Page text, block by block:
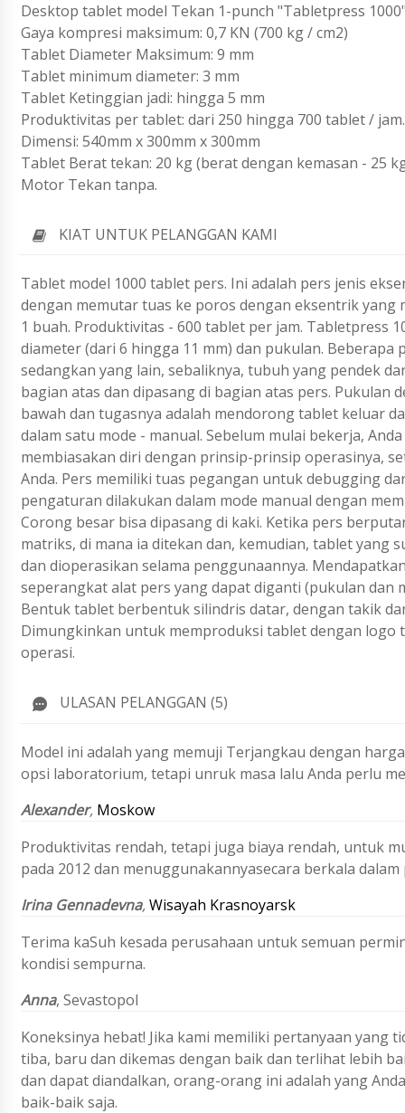
Desktop tablet model Tekan 1-punch "Tabletpress
Gaya kompresi maksimum: 0,7 KN (700 kg / cm2)
Tablet Diameter Maksimum: 9 mm
Tablet minimum diameter: 3 mm
Tablet Ketinggian jadi: hingga 5 mm
Produktivitas per tablet: dari 250 hingga 700 tablet / jam.
Dimensi: 540mm x 300mm x 300mm
Tablet Berat tekan: 20 kg (berat dengan kemasan - 25
Motor Tekan tanpa.
KIAT UNTUK PELANGGAN KAMI
Tablet model 1000 tablet pers. Ini adalah pers jenis
dengan memutar tuas ke poros dengan eksentrik yang
1 buah. Produktivitas - 600 tablet per jam. Tabletpress
diameter (dari 6 hingga 11 mm) dan pukulan.
sedangkan yang lain, sebaliknya, tubuh yang pendek
bagian atas dan dipasang di bagian atas pers.
bawah dan tugasnya adalah mendorong tablet keluar
dalam satu mode - manual. Sebelum mulai bekerja,
membiasakan diri dengan prinsip-prinsip operasinya,
Anda. Pers memiliki tuas pegangan untuk debugging
pengaturan dilakukan dalam mode manual dengan
Corong besar bisa dipasang di kaki. Ketika pers
matriks, di mana ia ditekan dan, kemudian, tablet yang
dan dioperasikan selama penggunaannya.
seperangkat alat pers yang dapat diganti (pukulan dan
Bentuk tablet berbentuk silindris datar, dengan takik
Dimungkinkan untuk memproduksi tablet dengan
operasi.
ULASAN PELANGGAN (5)
Model ini adalah yang memuji Terjangkau dengan
opsi laboratorium, tetapi unruk masa lalu Anda perlu
Alexander, Moskow
Produktivitas rendah, tetapi juga biaya rendah, untuk
pada 2012 dan menuggunakannyasecara berkala
Irina Gennadevna,Wisayah Krasnoyarsk
Terima kaSuh kesada perusahaan untuk semuan
kondisi sempurna.
Anna, Sevastopol
Koneksinya hebat! Jika kami memiliki pertanyaan yang
tiba, baru dan dikemas dengan baik dan terlihat lebih
dan dapat diandalkan, orang-orang ini adalah yang
baik-baik saja.